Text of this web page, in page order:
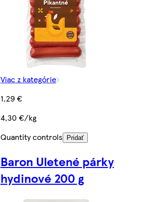
Viac z kategórie
1,29 €
4,30 €/kg
Quantity controls
Pridať
Baron Uletené párky
hydinové 200 g